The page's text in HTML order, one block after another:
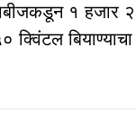
१ हजार